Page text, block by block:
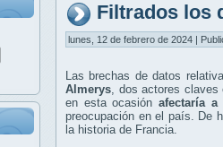
Filtrados los
lunes, 12 de febrero de 2024 |
Las brechas de datos
Almerys , dos actores
en esta ocasiónafectaría
preocupación en el país. De
la historia de Francia.